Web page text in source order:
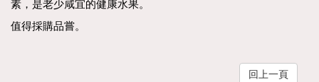
素，是老少咸宜的健康水果。
值得採購品嘗。
回上一頁